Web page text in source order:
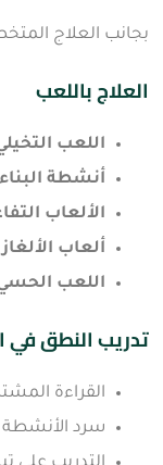
بجانب العلاج
العلاج باللعب
اللعب
أنشطة
الألعاب
ألعاب
اللعب
تدريب النطق في
القراءة
سرد الأنشطة